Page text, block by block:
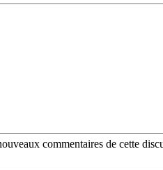
commentaires de cette